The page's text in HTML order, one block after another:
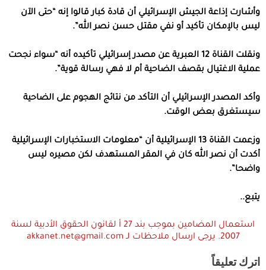
وأشارت إذاعة الجيش الإسرائيلي أن قادة كبار قالوا إنه “حتى الآن
ليس بالإمكان تأكيد أو نفي مقتل حسن نصر الله”.
ونقلت القناة 12 العبرية عن مصدر إسرائيلي تأكيده أنه “سواء نجحت
عملية الاغتيال بقصف الضاحية أم لا فهي رسالة قوية”.
وأكد المصدر الإسرائيلي أن التأكد من نتائج الهجوم على الضاحية
سيستغرق بعض الوقت.
وزعمت القناة 13 الإسرائيلية أن “معلومات الاستخبارات الإسرائيلية
أكدت أن نصر الله كان في المقر المستهدف لكن مصيره ليس
واضحا”.
يتبع..
استعمال المضامين بموجب بند 27 أ لقانون الحقوق الأدبية لسنة
2007. يرجى ارسال ملاحظات لـ akkanet.net@gmail.com
اترك تعليقاً